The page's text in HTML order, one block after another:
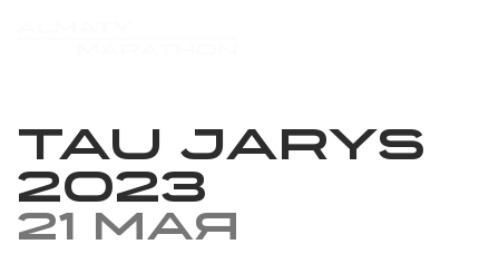
Tau Jarys
2023
21 мая